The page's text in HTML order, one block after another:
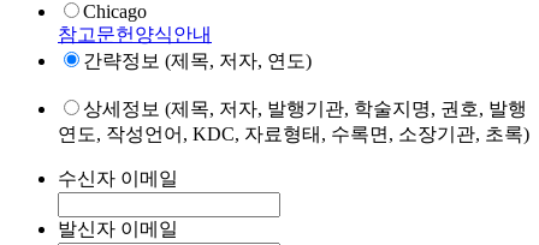
Chicago
참고문헌양식안내
간략정보 (제목, 저자, 연도)
상세정보 (제목, 저자, 발행기관, 학술지명, 권호, 발행
연도, 작성언어, KDC, 자료형태, 수록면, 소장기관, 초록)
수신자 이메일
발신자 이메일